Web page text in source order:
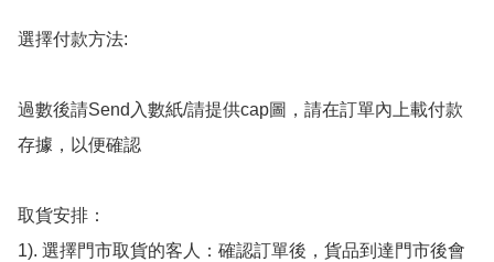
選擇付款方法:
過數後請Send入數紙/請提供cap圖，請在訂單內上載付款
存據，以便確認
取貨安排：
1). 選擇門市取貨的客人：確認訂單後，貨品到達門市後會